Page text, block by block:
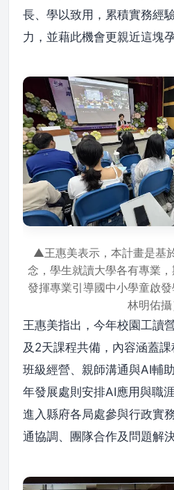
長、學以致用，累積實務經
力，並藉此機會更親近這塊
▲王惠美表示，本計畫是基
念，學生就讀大學各有專業
發揮專業引導國中小學童啟
林明佑攝
王惠美指出，今年校園工讀
及2天課程共備，內容涵蓋課
班級經營、親師溝通與AI輔
年發展處則安排AI應用與職
進入縣府各局處參與行政實
通協調、團隊合作及問題解決